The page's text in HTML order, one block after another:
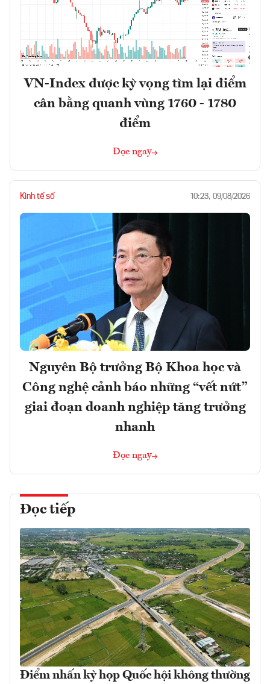
VN-Index được kỳ vọng tìm lại điểm
cân bằng quanh vùng 1760 - 1780
điểm
Đọc ngay
Kinh tế số 10:23, 09/08/2026
Nguyên Bộ trưởng Bộ Khoa học và
Công nghệ cảnh báo những “vết nứt”
giai đoạn doanh nghiệp tăng trưởng
nhanh
Đọc ngay
Đọc tiếp
Điểm nhấn kỳ họp Quốc hội không thường